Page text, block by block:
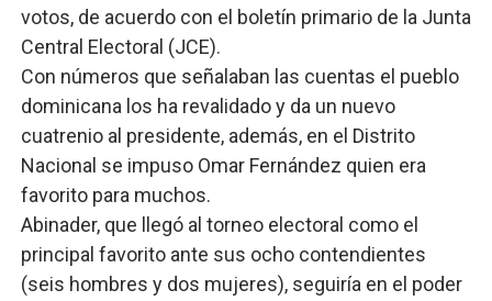
votos, de acuerdo con el boletín primario de la Junta
Central Electoral (JCE).
Con números que señalaban las cuentas el pueblo
dominicana los ha revalidado y da un nuevo
cuatrenio al presidente, además, en el Distrito
Nacional se impuso Omar Fernández quien era
favorito para muchos.
Abinader, que llegó al torneo electoral como el
principal favorito ante sus ocho contendientes
(seis hombres y dos mujeres), seguiría en el poder